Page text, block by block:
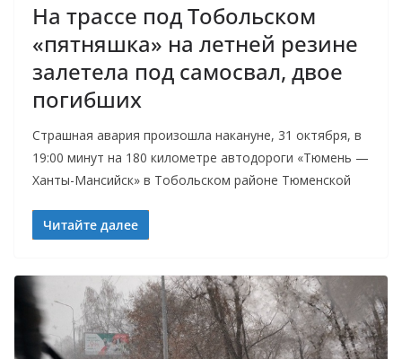
На трассе под Тобольском
«пятняшка» на летней резине
залетела под самосвал, двое
погибших
Страшная авария произошла накануне, 31 октября, в
19:00 минут на 180 километре автодороги «Тюмень —
Ханты-Мансийск» в Тобольском районе Тюменской
Читайте далее